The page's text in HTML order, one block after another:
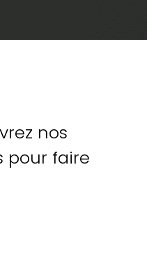
nos
pour faire